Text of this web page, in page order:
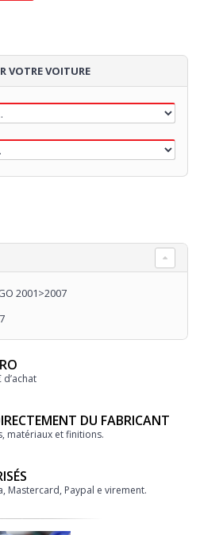
VOTRE VOITURE
2001>2007
DU FABRICANT
matériaux et finitions.
Mastercard, Paypal e virement.